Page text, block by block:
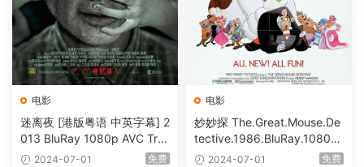
电影
迷离夜 [港版粤语 中英字幕] 2
013 BluRay 1080p AVC Tru
eHD5.1 [BDISO 22.64GB]
2024-07-01 免费
电影
妙妙探 The.Great.Mouse.De
tective.1986.BluRay.1080p.
AVC.DTS-HD.MA.5.1-HDHo
2024-07-01 免费